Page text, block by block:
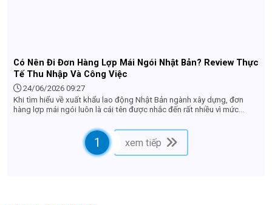
Có Nên Đi Đơn Hàng Lợp Mái Ngói Nhật Bản? Review Thực
Tế Thu Nhập Và Công Việc
24/06/2026 09:27
Khi tìm hiểu về xuất khẩu lao động Nhật Bản ngành xây dựng, đơn
hàng lợp mái ngói luôn là cái tên được nhắc đến rất nhiều vì mức
trên cao có nguy hiểm không?", "Công việc có vất vả lắm không?" hay
"Thu nhập thực tế nhận về là bao nhiêu?". Bài viết này sẽ review chi
tiết và khách quan nhất về đơn hàng lợp mái ngói ở Nhật Bản để giúp
bạn có cái nhìn chuẩn xác trước khi quyết định nộp hồ sơ.
1 xem tiếp